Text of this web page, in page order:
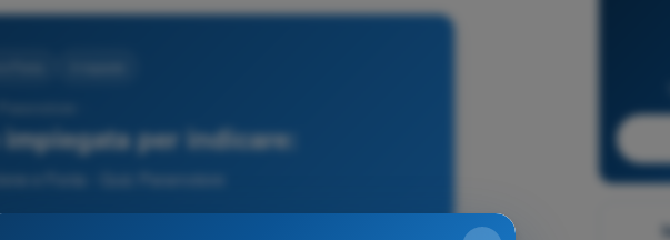
per indicare:
e Fonia - Quiz Paramotore